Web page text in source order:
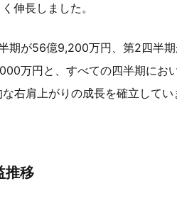
伸長しました。
期が56億9,200万円、第2四半
万円と、すべての四半期にお
右肩上がりの成長を確立してい
推移